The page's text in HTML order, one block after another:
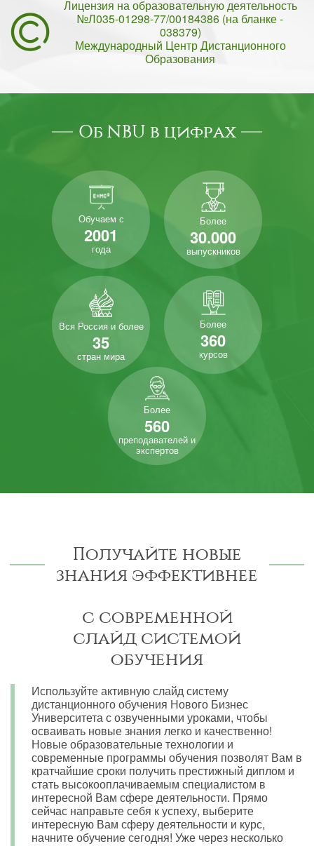
Лицензия на образовательную деятельность
№Л035-01298-77/00184386 (на бланке -
038379)
Международный Центр Дистанционного
Образования
Об NBU в цифрах
Обучаем с
2001
года
Более
30.000
выпускников
Вся Россия и более
35
стран мира
Более
360
курсов
Более
560
преподавателей и
экспертов
Получайте новые
знания эффективнее
с современной
слайд системой
обучения
Используйте активную слайд систему
дистанционного обучения Нового Бизнес
Университета с озвученными уроками, чтобы
осваивать новые знания легко и качественно!
Новые образовательные технологии и
современные программы обучения позволят Вам в
кратчайшие сроки получить престижный диплом и
стать высокооплачиваемым специалистом в
интересной Вам сфере деятельности. Прямо
сейчас направьте себя к успеху, выберите
интересную Вам сферу деятельности и курс,
начните обучение сегодня! Уже через несколько